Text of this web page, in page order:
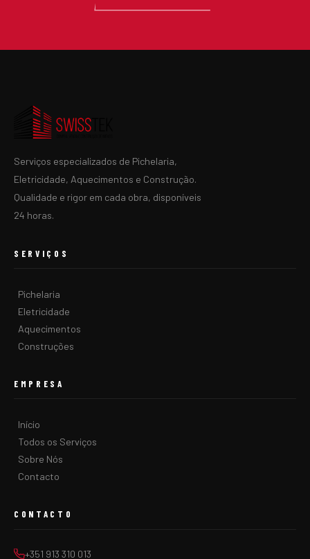
Serviços especializados de Pichelaria,
Eletricidade, Aquecimentos e Construção.
Qualidade e rigor em cada obra, disponíveis
24 horas.
SERVIÇOS
Pichelaria
Eletricidade
Aquecimentos
Construções
EMPRESA
Início
Todos os Serviços
Sobre Nós
Contacto
CONTACTO
+351 913 310 013